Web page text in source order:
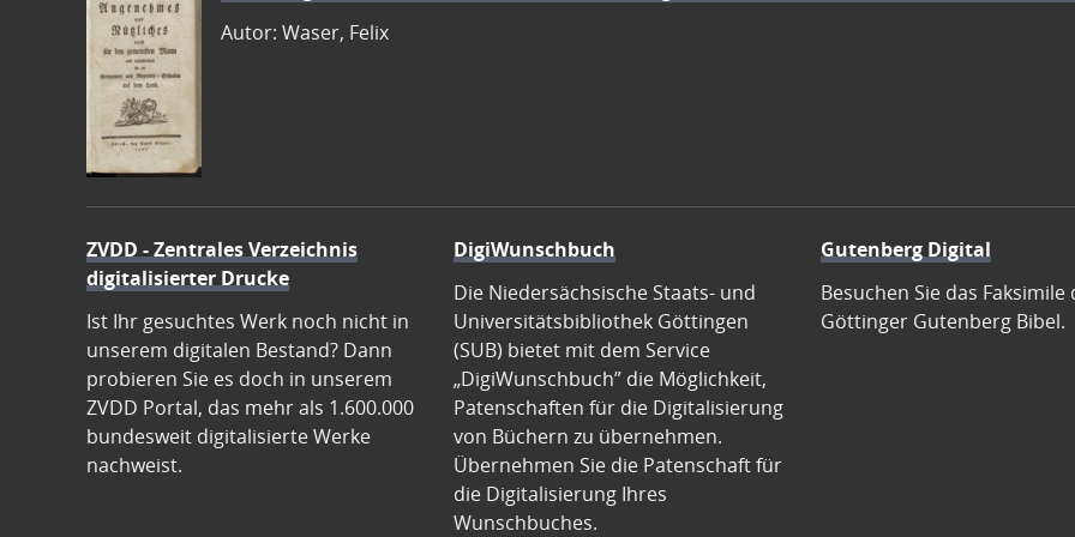
Autor: Waser, Felix
ZVDD - Zentrales Verzeichnis
digitalisierter Drucke
Ist Ihr gesuchtes Werk noch nicht in
unserem digitalen Bestand? Dann
probieren Sie es doch in unserem
ZVDD Portal, das mehr als 1.600.000
bundesweit digitalisierte Werke
nachweist.
DigiWunschbuch
Die Niedersächsische Staats- und
Universitätsbibliothek Göttingen
(SUB) bietet mit dem Service
„DigiWunschbuch” die Möglichkeit,
Patenschaften für die Digitalisierung
von Büchern zu übernehmen.
Übernehmen Sie die Patenschaft für
die Digitalisierung Ihres
Wunschbuches.
Gutenberg Digital
Besuchen Sie das Faksimile
Göttinger Gutenberg Bibel.